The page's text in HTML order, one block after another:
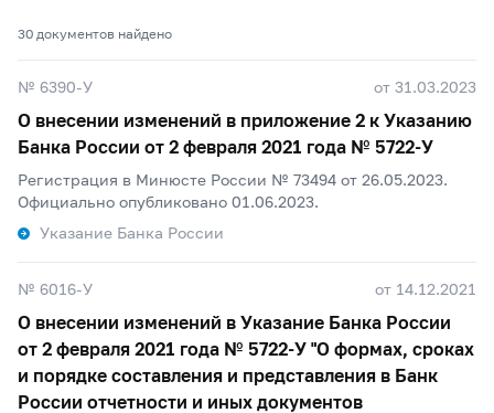
30 документов найдено
№ 6390-У от 31.03.2023
О внесении изменений в приложение 2 к Указанию
Банка России от 2 февраля 2021 года № 5722-У
Регистрация в Минюсте России № 73494 от 26.05.2023.
Официально опубликовано 01.06.2023.
Указание Банка России
№ 6016-У от 14.12.2021
О внесении изменений в Указание Банка России
от 2 февраля 2021 года № 5722-У "О формах, сроках
и порядке составления и представления в Банк
России отчетности и иных документов